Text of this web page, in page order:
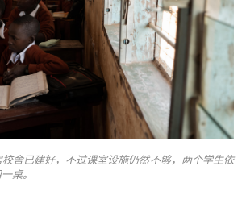
舍已建好，不过课室设施仍然不够，两个学生依
桌。